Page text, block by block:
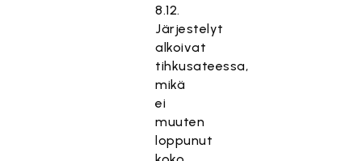
8.12.
Järjestelyt
alkoivat
tihkusateessa,
mikä
ei
muuten
loppunut